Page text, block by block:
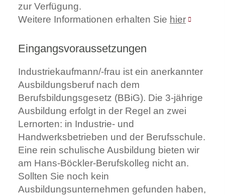
zur Verfügung.
Weitere Informationen erhalten Sie hier
Eingangsvoraussetzungen
Industriekaufmann/-frau ist ein anerkannter
Ausbildungsberuf nach dem
Berufsbildungsgesetz (BBiG). Die 3-jährige
Ausbildung erfolgt in der Regel an zwei
Lernorten: in Industrie- und
Handwerksbetrieben und der Berufsschule.
Eine rein schulische Ausbildung bieten wir
am Hans-Böckler-Berufskolleg nicht an.
Sollten Sie noch kein
Ausbildungsunternehmen gefunden haben,